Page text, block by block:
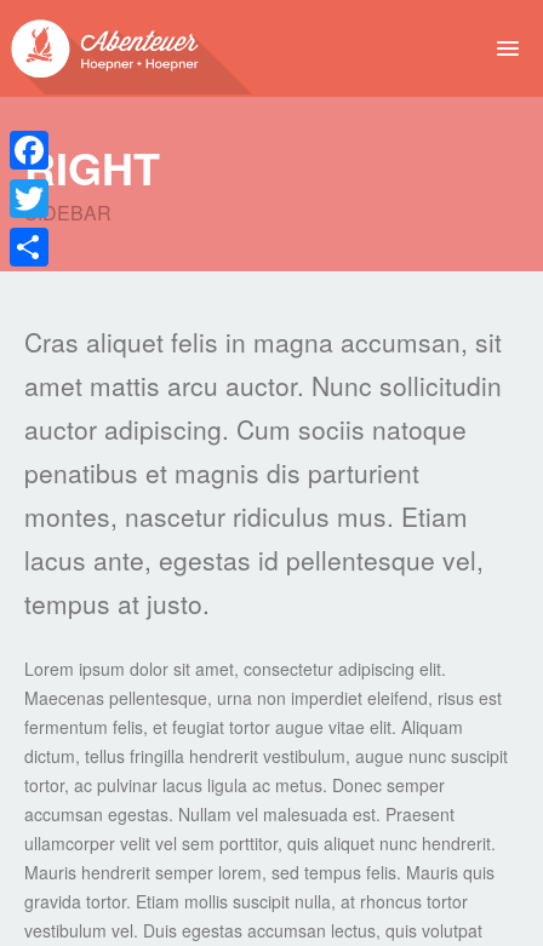
EVENTS
WIR
SPONSOREN
RIGHT
SIDEBAR
Cras aliquet felis in magna accumsan, sit
amet mattis arcu auctor. Nunc sollicitudin
auctor adipiscing. Cum sociis natoque
penatibus et magnis dis parturient
montes, nascetur ridiculus mus. Etiam
lacus ante, egestas id pellentesque vel,
tempus at justo.
Lorem ipsum dolor sit amet, consectetur adipiscing elit.
Maecenas pellentesque, urna non imperdiet eleifend, risus est
fermentum felis, et feugiat tortor augue vitae elit. Aliquam
dictum, tellus fringilla hendrerit vestibulum, augue nunc suscipit
tortor, ac pulvinar lacus ligula ac metus. Donec semper
accumsan egestas. Nullam vel malesuada est. Praesent
ullamcorper velit vel sem porttitor, quis aliquet nunc hendrerit.
Mauris hendrerit semper lorem, sed tempus felis. Mauris quis
gravida tortor. Etiam mollis suscipit nulla, at rhoncus tortor
vestibulum vel. Duis egestas accumsan lectus, quis volutpat
Facebook
Twitter